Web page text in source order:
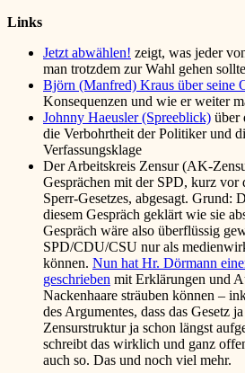
Links
Jetzt abwählen! zeigt, was jeder
man trotzdem zur Wahl gehen sollte
Björn (Manfred) Kraus über seine
Konsequenzen und wie er weiter
Johnny Haeusler (Spreeblick) über
die Verbohrtheit der Politiker und
Verfassungsklage
Der Arbeitskreis Zensur (AK-
Gesprächen mit der SPD, kurz vor
Sperr-Gesetzes, abgesagt. Grund:
diesem Gespräch geklärt wie sie
Gespräch wäre also überflüssig
SPD/CDU/CSU nur als
können. Nun hat Hr. Dörmann
geschrieben mit Erklärungen und
Nackenhaare sträuben können –
des Argumentes, dass das Gesetz
Zensurstruktur ja schon längst
schreibt das wirklich und ganz
auch so. Das und noch viel mehr.